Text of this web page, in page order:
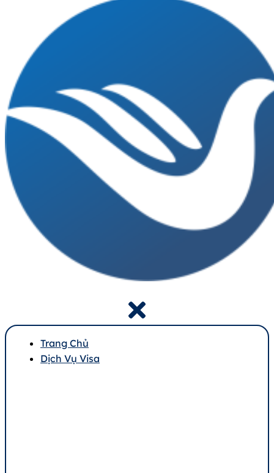
Trang Chủ
Dịch Vụ Visa